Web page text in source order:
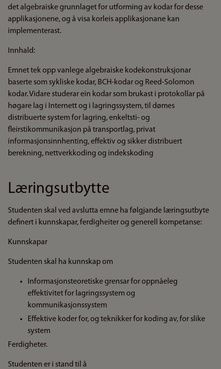
det algebraiske grunnlaget for utforming av kodar for desse
applikasjonene, og å visa korleis applikasjonane kan
implementerast.
Innhald:
Emnet tek opp vanlege algebraiske kodekonstruksjonar
baserte som sykliske kodar, BCH-kodar og Reed-Solomon
kodar. Vidare studerar ein kodar som brukast i protokollar på
høgare lag i Internett og i lagringssystem, til dømes
distribuerte system for lagring, enkeltsti- og
fleirstikommunikasjon på transportlag, privat
informasjonsinnhenting, effektiv og sikker distribuert
berekning, nettverkkoding og indekskoding
Læringsutbytte
Studenten skal ved avslutta emne ha følgjande læringsutbyte
definert i kunnskapar, ferdigheiter og generell kompetanse:
Kunnskapar
Studenten skal ha kunnskap om
Informasjonsteoretiske grensar for oppnåeleg
effektivitet for lagringssystem og
kommunikasjonssystem
Effektive koder for, og teknikker for koding av, for slike
system
Ferdigheter.
Studenten er i stand til å